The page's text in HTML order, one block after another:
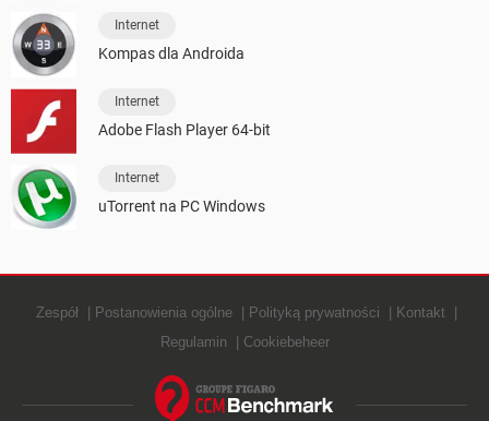
Internet
Kompas dla Androida
Internet
Adobe Flash Player 64-bit
Internet
uTorrent na PC Windows
Zespół Postanowienia ogólne Polityką prywatności
Kontakt
Regulamin
Cookiebeheer